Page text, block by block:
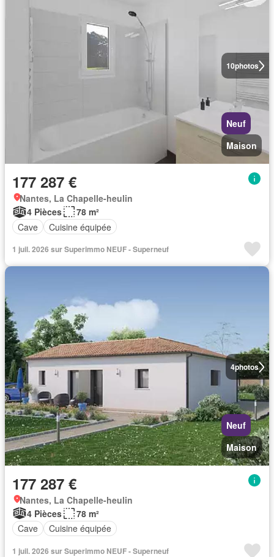
10photos
Neuf
Maison
177 287 €
Nantes, La Chapelle-heulin
4 Pièces
78 m²
Cave
Cuisine équipée
1 juil. 2026 sur Superimmo NEUF - Superneuf
4photos
Neuf
Maison
177 287 €
Nantes, La Chapelle-heulin
4 Pièces
78 m²
Cave
Cuisine équipée
1 juil. 2026 sur Superimmo NEUF - Superneuf